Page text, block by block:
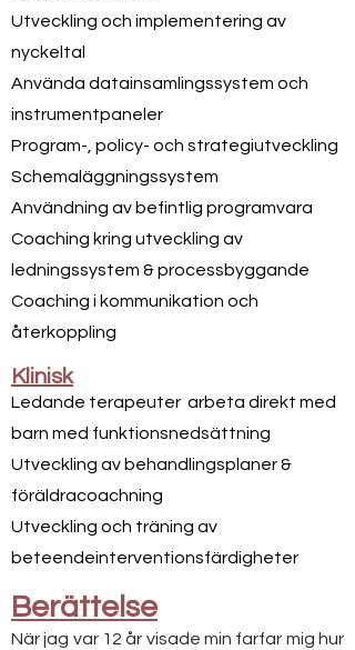
Utveckling och implementering av
nyckeltal
Använda datainsamlingssystem och
instrumentpaneler
Program-, policy- och strategiutveckling
Schemaläggningssystem
Användning av befintlig programvara
Coaching kring utveckling av
ledningssystem & processbyggande
Coaching i kommunikation och
återkoppling
Klinisk
Ledande terapeuter arbeta direkt med
barn med funktionsnedsättning
Utveckling av behandlingsplaner &
föräldracoachning
Utveckling och träning av
beteendeinterventionsfärdigheter
Berättelse
När jag var 12 år visade min farfar mig hur